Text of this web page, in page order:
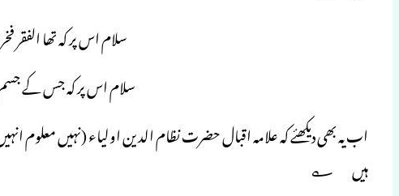
سلام اس پر کہ تھا الفقر
سلام اس پر کہ جس کے جسم
اب یہ بھی دیکھئے کہ علامہ اقبال حضرت نظام الدین اولیاء (نہیں معلوم
ہیں ؎